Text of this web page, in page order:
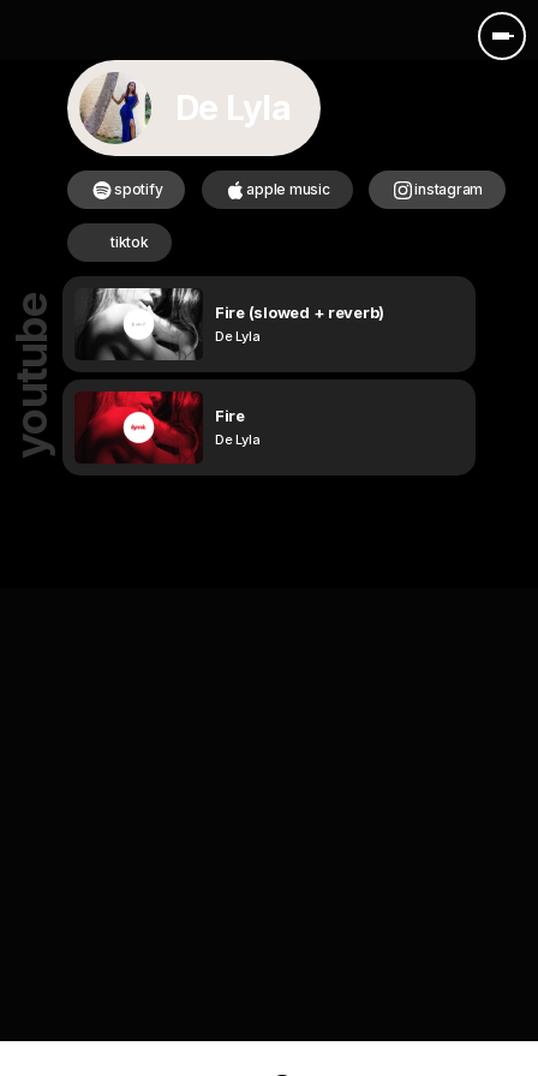
De Lyla
spotify apple music instagram
tiktok
youtube Fire (slowed + reverb)
De Lyla
Fire
De Lyla